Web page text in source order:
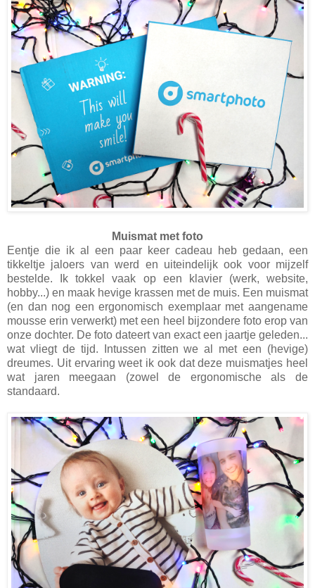
Muismat met foto
Eentje die ik al een paar keer cadeau heb gedaan, een
tikkeltje jaloers van werd en uiteindelijk ook voor mijzelf
bestelde. Ik tokkel vaak op een klavier (werk, website,
hobby...) en maak hevige krassen met de muis. Een muismat
(en dan nog een ergonomisch exemplaar met aangename
mousse erin verwerkt) met een heel bijzondere foto erop van
onze dochter. De foto dateert van exact een jaartje geleden...
wat vliegt de tijd. Intussen zitten we al met een (hevige)
dreumes. Uit ervaring weet ik ook dat deze muismatjes heel
wat jaren meegaan (zowel de ergonomische als de
standaard.